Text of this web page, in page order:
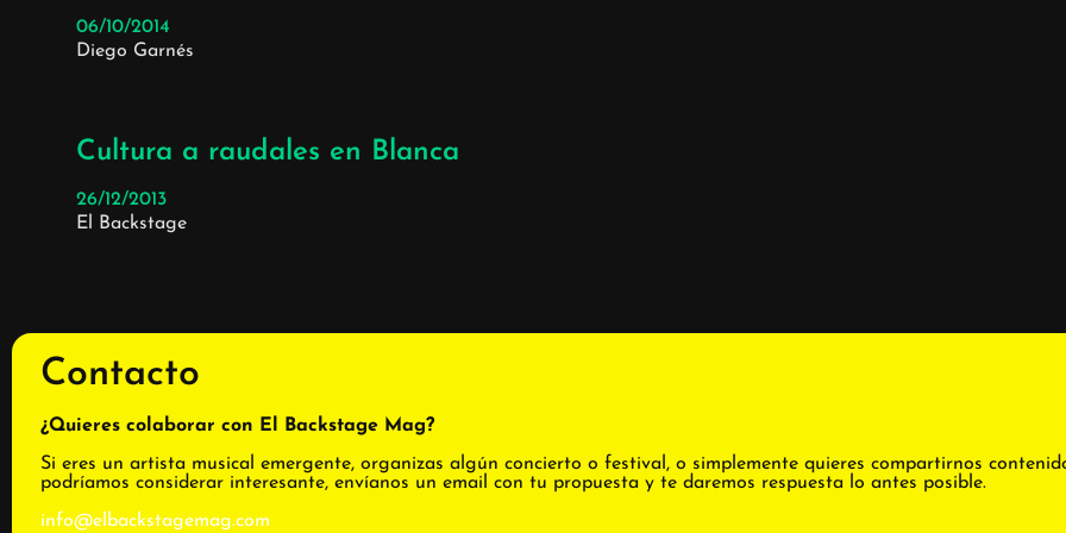
06/10/2014
Diego Garnés
Cultura a raudales en Blanca
26/12/2013
El Backstage
Contacto
¿Quieres colaborar con El Backstage Mag?
Si eres un artista musical emergente, organizas algún concierto o festival, o simplemente quieres compartirnos
podríamos considerar interesante, envíanos un email con tu propuesta y te daremos respuesta lo antes posible.
info@elbackstagemag.com